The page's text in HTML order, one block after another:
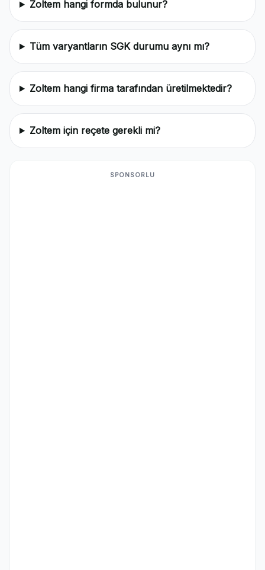
Zoltem hangi formda bulunur?
Tüm varyantların SGK durumu aynı mı?
Zoltem hangi firma tarafından üretilmektedir?
Zoltem için reçete gerekli mi?
SPONSORLU